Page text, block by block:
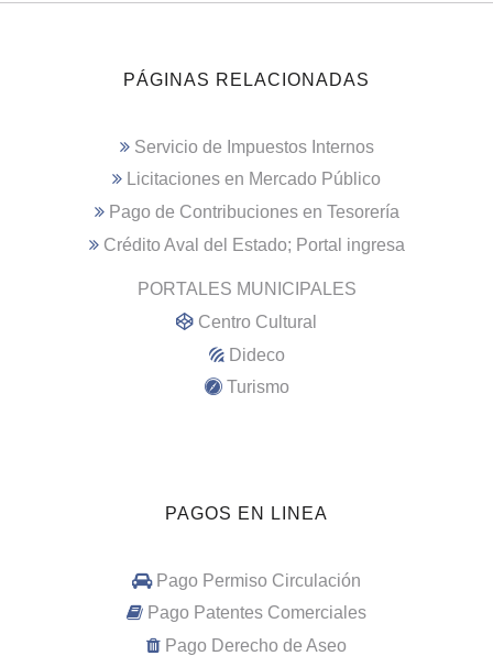
PÁGINAS RELACIONADAS
Servicio de Impuestos Internos
Licitaciones en Mercado Público
Pago de Contribuciones en Tesorería
Crédito Aval del Estado; Portal ingresa
PORTALES MUNICIPALES
Centro Cultural
Dideco
Turismo
PAGOS EN LINEA
Pago Permiso Circulación
Pago Patentes Comerciales
Pago Derecho de Aseo